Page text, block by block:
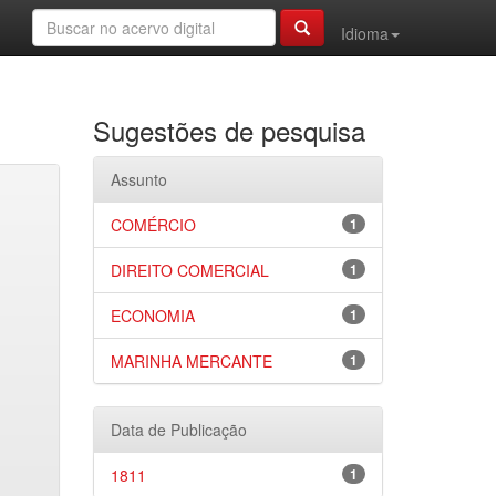
Idioma
Sugestões de pesquisa
Assunto
1
COMÉRCIO
1
DIREITO COMERCIAL
1
ECONOMIA
1
MARINHA MERCANTE
Data de Publicação
1
1811